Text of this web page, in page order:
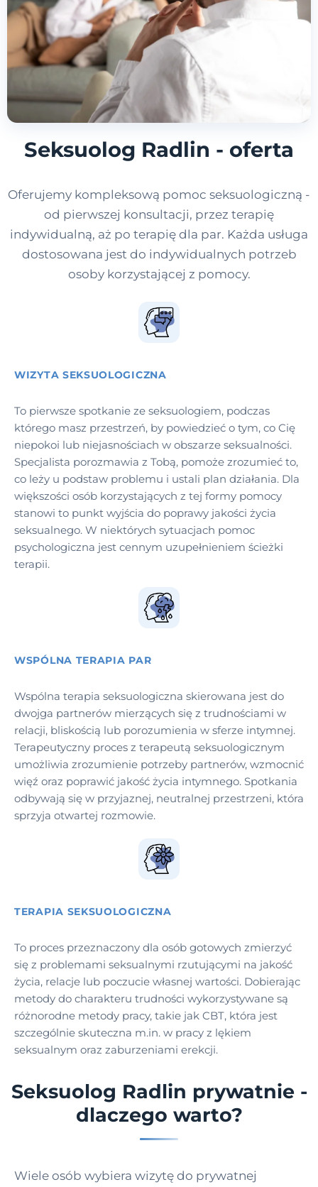
Seksuolog Radlin - oferta
Oferujemy kompleksową pomoc seksuologiczną -
od pierwszej konsultacji, przez terapię
indywidualną, aż po terapię dla par. Każda usługa
dostosowana jest do indywidualnych potrzeb
osoby korzystającej z pomocy.
WIZYTA SEKSUOLOGICZNA
To pierwsze spotkanie ze seksuologiem, podczas
którego masz przestrzeń, by powiedzieć o tym, co Cię
niepokoi lub niejasnościach w obszarze seksualności.
Specjalista porozmawia z Tobą, pomoże zrozumieć to,
co leży u podstaw problemu i ustali plan działania. Dla
większości osób korzystających z tej formy pomocy
stanowi to punkt wyjścia do poprawy jakości życia
seksualnego. W niektórych sytuacjach pomoc
psychologiczna jest cennym uzupełnieniem ścieżki
terapii.
WSPÓLNA TERAPIA PAR
Wspólna terapia seksuologiczna skierowana jest do
dwojga partnerów mierzących się z trudnościami w
relacji, bliskością lub porozumienia w sferze intymnej.
Terapeutyczny proces z terapeutą seksuologicznym
umożliwia zrozumienie potrzeby partnerów, wzmocnić
więź oraz poprawić jakość życia intymnego. Spotkania
odbywają się w przyjaznej, neutralnej przestrzeni, która
sprzyja otwartej rozmowie.
TERAPIA SEKSUOLOGICZNA
To proces przeznaczony dla osób gotowych zmierzyć
się z problemami seksualnymi rzutującymi na jakość
życia, relacje lub poczucie własnej wartości. Dobierając
metody do charakteru trudności wykorzystywane są
różnorodne metody pracy, takie jak CBT, która jest
szczególnie skuteczna m.in. w pracy z lękiem
seksualnym oraz zaburzeniami erekcji.
Seksuolog Radlin prywatnie -
dlaczego warto?
Wiele osób wybiera wizytę do prywatnej